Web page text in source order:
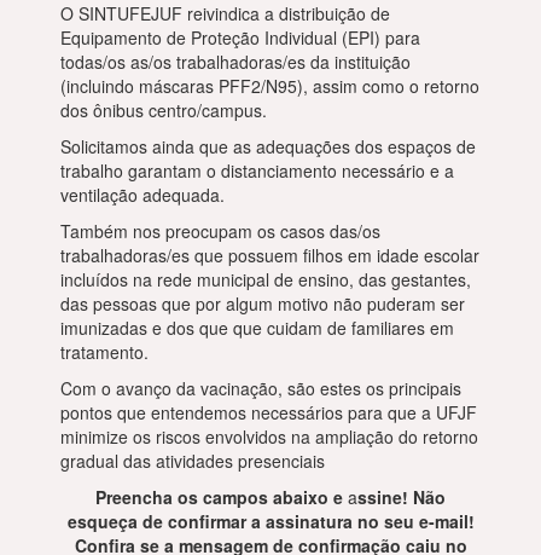
O SINTUFEJUF reivindica a distribuição de
Equipamento de Proteção Individual (EPI) para
todas/os as/os trabalhadoras/es da instituição
(incluindo máscaras PFF2/N95), assim como o retorno
dos ônibus centro/campus.
Solicitamos ainda que as adequações dos espaços de
trabalho garantam o distanciamento necessário e a
ventilação adequada.
Também nos preocupam os casos das/os
trabalhadoras/es que possuem filhos em idade escolar
incluídos na rede municipal de ensino, das gestantes,
das pessoas que por algum motivo não puderam ser
imunizadas e dos que que cuidam de familiares em
tratamento.
Com o avanço da vacinação, são estes os principais
pontos que entendemos necessários para que a UFJF
minimize os riscos envolvidos na ampliação do retorno
gradual das atividades presenciais
Preencha os campos abaixo e assine! Não
esqueça de confirmar a assinatura no seu e-mail!
Confira se a mensagem de confirmação caiu no